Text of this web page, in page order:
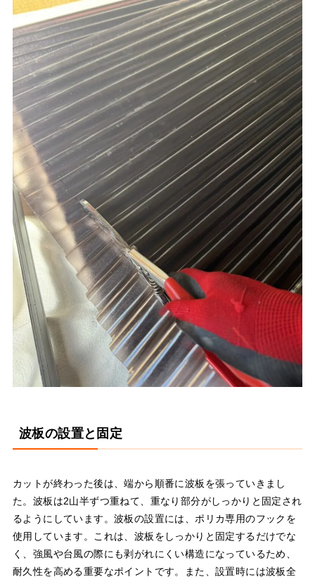
波板の設置と固定
カットが終わった後は、端から順番に波板を張っていきまし
た。波板は2山半ずつ重ねて、重なり部分がしっかりと固定され
るようにしています。波板の設置には、ポリカ専用のフックを
使用しています。これは、波板をしっかりと固定するだけでな
く、強風や台風の際にも剥がれにくい構造になっているため、
耐久性を高める重要なポイントです。また、設置時には波板全